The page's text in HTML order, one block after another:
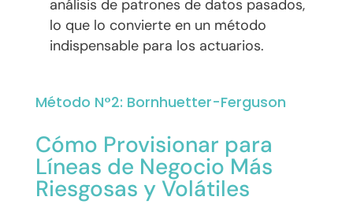
análisis de patrones de datos pasados,
lo que lo convierte en un método
indispensable para los actuarios.
Método N°2: Bornhuetter-Ferguson
Cómo Provisionar para
Líneas de Negocio Más
Riesgosas y Volátiles